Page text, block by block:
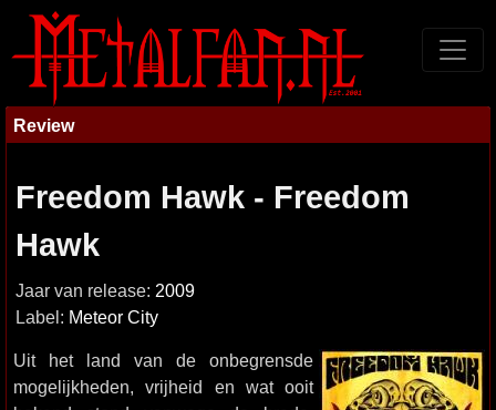
Review
Freedom Hawk - Freedom
Hawk
Jaar van release: 2009
Label: Meteor City
Uit het land van de onbegrensde
mogelijkheden, vrijheid en wat ooit